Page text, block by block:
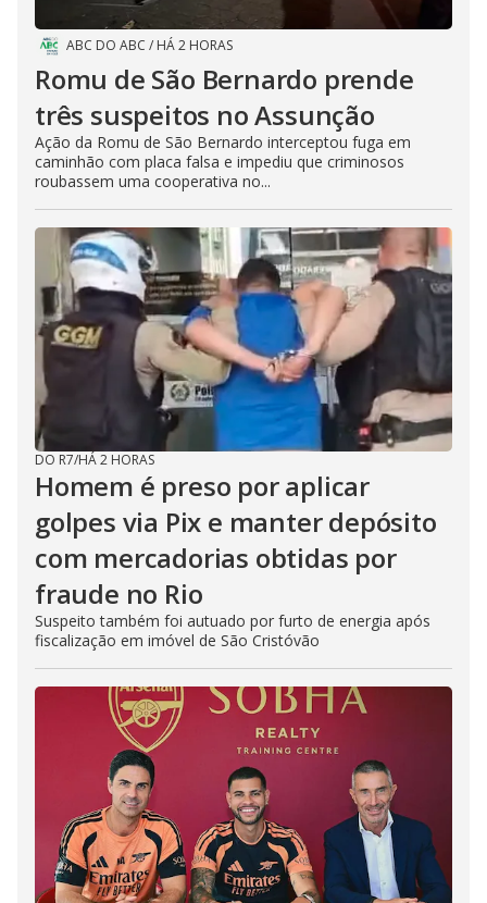
ABC DO ABC / HÁ 2 HORAS
Romu de São Bernardo prende
três suspeitos no Assunção
Ação da Romu de São Bernardo interceptou fuga em
caminhão com placa falsa e impediu que criminosos
roubassem uma cooperativa no...
DO R7/HÁ 2 HORAS
Homem é preso por aplicar
golpes via Pix e manter depósito
com mercadorias obtidas por
fraude no Rio
Suspeito também foi autuado por furto de energia após
fiscalização em imóvel de São Cristóvão